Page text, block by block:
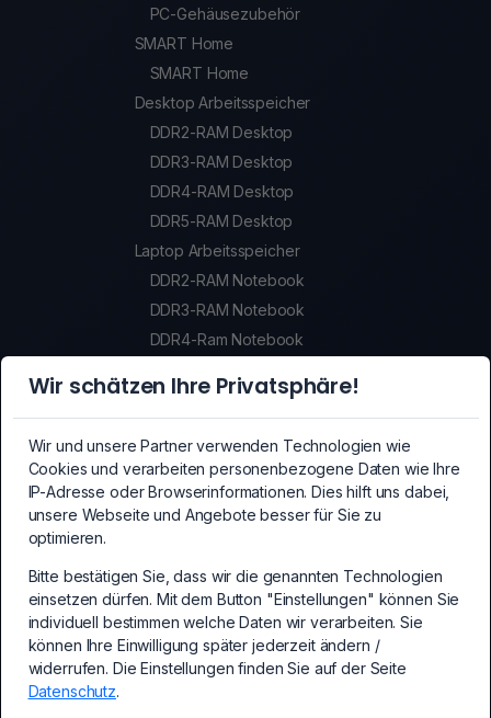
PC-Gehäusezubehör
SMART Home
SMART Home
Desktop Arbeitsspeicher
DDR2-RAM Desktop
DDR3-RAM Desktop
DDR4-RAM Desktop
DDR5-RAM Desktop
Laptop Arbeitsspeicher
DDR2-RAM Notebook
DDR3-RAM Notebook
DDR4-Ram Notebook
SSDs
Crypto-Mining Equipment
Crypto-Mining Equipment
Mainboards
PCI-Express Erweiterungskarten
PC Erweiterungskarten
Kabel und Adapter
Kabel und Adapter
Wir schätzen Ihre Privatsphäre!
Wir und unsere Partner verwenden Technologien wie
Cookies und verarbeiten personenbezogene Daten wie Ihre
IP-Adresse oder Browserinformationen. Dies hilft uns dabei,
unsere Webseite und Angebote besser für Sie zu
optimieren.
Bitte bestätigen Sie, dass wir die genannten Technologien
einsetzen dürfen. Mit dem Button "Einstellungen" können Sie
individuell bestimmen welche Daten wir verarbeiten. Sie
können Ihre Einwilligung später jederzeit ändern /
widerrufen. Die Einstellungen finden Sie auf der Seite
Datenschutz.